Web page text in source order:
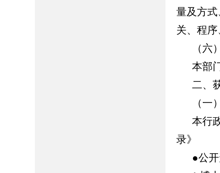
量及方
关、程
（六
本部
二、
（一
本行
录》
●公